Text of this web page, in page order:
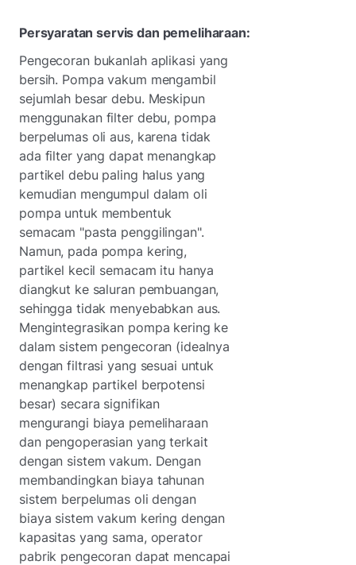
Persyaratan servis dan pemeliharaan:
Pengecoran bukanlah aplikasi yang
bersih. Pompa vakum mengambil
sejumlah besar debu. Meskipun
menggunakan filter debu, pompa
berpelumas oli aus, karena tidak
ada filter yang dapat menangkap
partikel debu paling halus yang
kemudian mengumpul dalam oli
pompa untuk membentuk
semacam "pasta penggilingan".
Namun, pada pompa kering,
partikel kecil semacam itu hanya
diangkut ke saluran pembuangan,
sehingga tidak menyebabkan aus.
Mengintegrasikan pompa kering ke
dalam sistem pengecoran (idealnya
dengan filtrasi yang sesuai untuk
menangkap partikel berpotensi
besar) secara signifikan
mengurangi biaya pemeliharaan
dan pengoperasian yang terkait
dengan sistem vakum. Dengan
membandingkan biaya tahunan
sistem berpelumas oli dengan
biaya sistem vakum kering dengan
kapasitas yang sama, operator
pabrik pengecoran dapat mencapai